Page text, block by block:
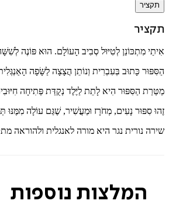
תקציר
תקציר
אִיתַי מִתְכּוֹנֵן לְטִיּוּל סְבִיב הָעוֹלָם. הוּא פּוֹנֶה
הַסִּפּוּר כָּתוּב בְּעִבְרִית וְנוֹתֵן הֲצָצָה לַשָּׂפָה
מַטְּרַת הַסִּפּוּר הִיא לָתֵת לַיֶּלֶד נְקֻדַּת פְּתִיחָה
זֶהוּ סִפּוּר נָעִים, מְחֹרָז וּמַעֲשִׁיר, שֶׁגַּם עוֹלָה מִמֶּנּוּ
שירה נורית נגר היא מורה לאנגלית ולהוראה
המלצות נוספות